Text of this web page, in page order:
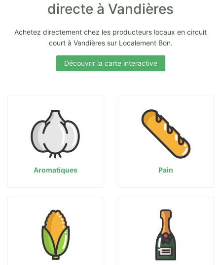
directe à Vandières
Achetez directement chez les producteurs locaux en circuit
court à Vandières sur Localement Bon.
Découvrir la carte interactive
Aromatiques Pain